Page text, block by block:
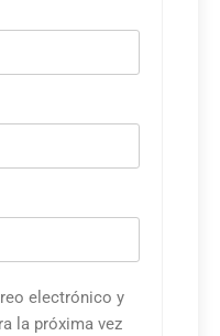
electrónico y
la próxima vez